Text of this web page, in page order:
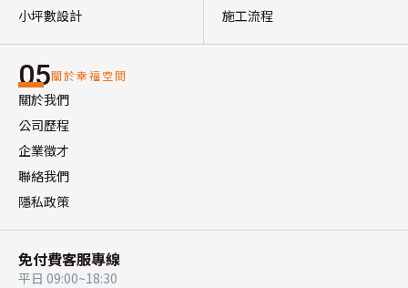
小坪數設計
施工流程
05關於幸福空間
關於我們
公司歷程
企業徵才
聯絡我們
隱私政策
免付費客服專線
平日 09:00~18:30